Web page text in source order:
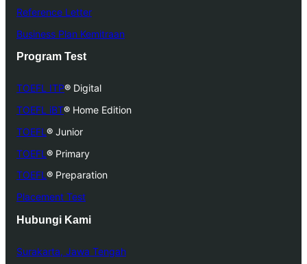
Reference Letter
Business Plan Kemitraan
Program Test
TOEFL ITP® Digital
TOEFL iBT® Home Edition
TOEFL ® Junior
TOEFL ® Primary
TOEFL ® Preparation
Placement Test
Hubungi Kami
Surakarta, Jawa Tengah